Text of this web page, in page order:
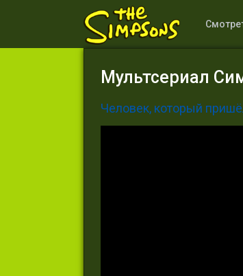
Мультсериал
Человек, который